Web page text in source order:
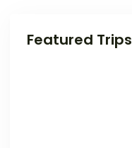
Featured Trips